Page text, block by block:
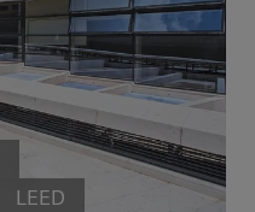
LEED